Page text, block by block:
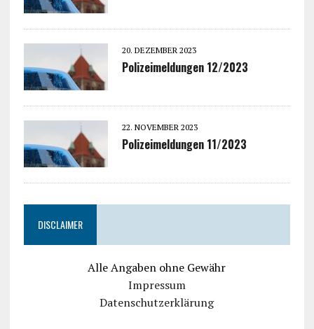
20. DEZEMBER 2023
Polizeimeldungen 12/2023
22. NOVEMBER 2023
Polizeimeldungen 11/2023
DISCLAIMER
Alle Angaben ohne Gewähr
Impressum
Datenschutzerklärung